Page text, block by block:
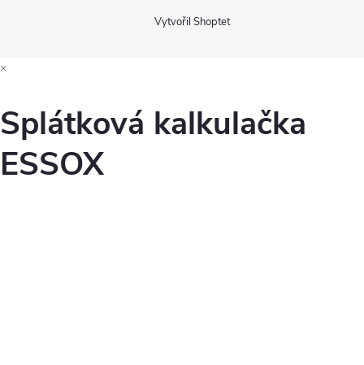
Vytvořil Shoptet
×
Splátková kalkulačka
ESSOX